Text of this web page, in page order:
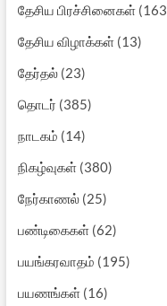
தேசிய பிரச்சினைகள்
தேசிய விழாக்கள்(13)
தேர்தல்(23)
தொடர் (385)
நாடகம் (14)
நிகழ்வுகள்(380)
நேர்காணல்(25)
பண்டிகைகள்(62)
பயங்கரவாதம் (195)
பயணங்கள்(16)